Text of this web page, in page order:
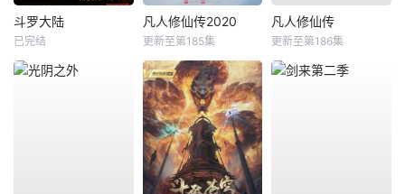
斗罗大陆
已完结
凡人修仙传2020
更新至第185集
凡人修仙传
更新至第186集